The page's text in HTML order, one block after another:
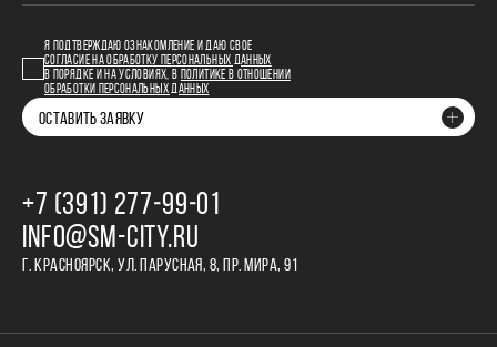
Я ПОДТВЕРЖДАЮ ОЗНАКОМЛЕНИЕ И ДАЮ СВОЕ
СОГЛАСИЕ НА ОБРАБОТКУ ПЕРСОНАЛЬНЫХ ДАННЫХ
В ПОРЯДКЕ И НА УСЛОВИЯХ, В
ПОЛИТИКЕ В ОТНОШЕНИИ
ОБРАБОТКИ ПЕРСОНАЛЬНЫХ ДАННЫХ
ОСТАВИТЬ ЗАЯВКУ
+7 (391) 277‒99‒01
INFO@SM-CITY.RU
Г. КРАСНОЯРСК, УЛ. ПАРУСНАЯ, 8, ПР. МИРА, 91